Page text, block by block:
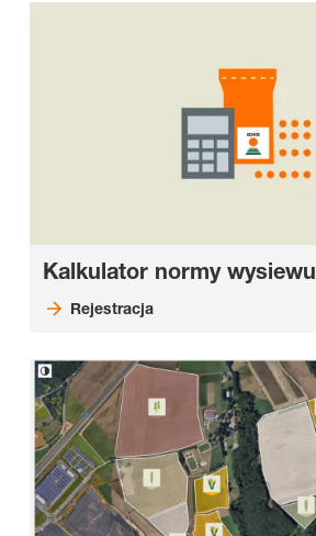
Kalkulator normy wysiewu
Rejestracja